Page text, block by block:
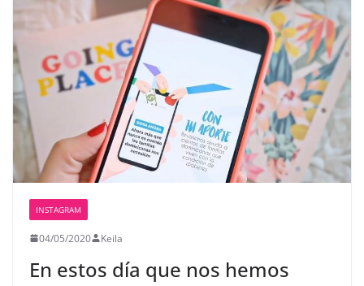
INSTAGRAM
04/05/2020 Keila
En estos día que nos hemos